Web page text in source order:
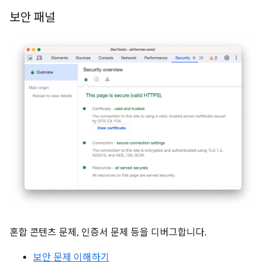
보안 패널
혼합 콘텐츠 문제, 인증서 문제 등을 디버그합니다.
보안 문제 이해하기